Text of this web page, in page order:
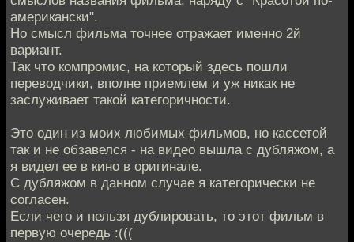
американски".
Но смысл фильма точнее отражает именно 2й
вариант.
Так что компромис, на который здесь пошли
переводчики, вполне приемлем и уж никак не
заслуживает такой категоричности.
Это один из моих любимых фильмов, но кассетой
так и не обзавелся - на видео вышла с дубляжом, а
я видел ее в кино в оригинале.
С дубляжом в данном случае я категорически не
согласен.
Если чего и нельзя дублировать, то этот фильм в
первую очередь :(((